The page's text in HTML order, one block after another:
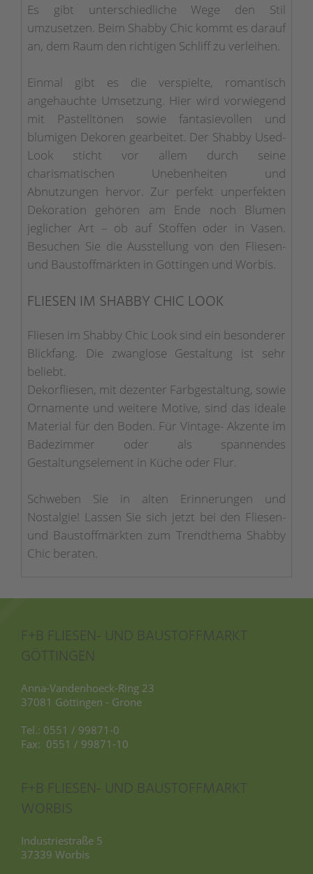
Es gibt unterschiedliche Wege den Stil
umzusetzen. Beim Shabby Chic kommt es darauf
an, dem Raum den richtigen Schliff zu verleihen.
Einmal gibt es die verspielte, romantisch
angehauchte Umsetzung. Hier wird vorwiegend
mit Pastelltönen sowie fantasievollen und
blumigen Dekoren gearbeitet. Der Shabby Used-
Look sticht vor allem durch seine
charismatischen Unebenheiten und
Abnutzungen hervor. Zur perfekt unperfekten
Dekoration gehören am Ende noch Blumen
jeglicher Art – ob auf Stoffen oder in Vasen.
Besuchen Sie die Ausstellung von den Fliesen-
und Baustoffmärkten in Göttingen und Worbis.
FLIESEN IM SHABBY CHIC LOOK
Fliesen im Shabby Chic Look sind ein besonderer
Blickfang. Die zwanglose Gestaltung ist sehr
beliebt.
Dekorfliesen, mit dezenter Farbgestaltung, sowie
Ornamente und weitere Motive, sind das ideale
Material für den Boden. Für Vintage- Akzente im
Badezimmer oder als spannendes
Gestaltungselement in Küche oder Flur.
Schweben Sie in alten Erinnerungen und
Nostalgie! Lassen Sie sich jetzt bei den Fliesen-
und Baustoffmärkten zum Trendthema Shabby
Chic beraten.
F+B FLIESEN- UND BAUSTOFFMARKT
GÖTTINGEN
Anna-Vandenhoeck-Ring 23
37081 Göttingen - Grone
Tel.: 0551 / 99871-0
Fax: 0551 / 99871-10
F+B FLIESEN- UND BAUSTOFFMARKT
WORBIS
Industriestraße 5
37339 Worbis